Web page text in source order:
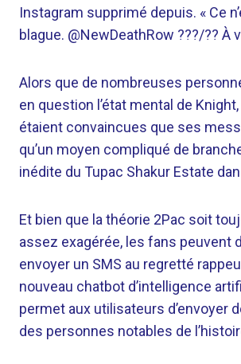
Instagram supprimé depuis. « Ce
blague. @NewDeathRow ???/?? À
Alors que de nombreuses
en question l’état mental de Knight,
étaient convaincues que ses
qu’un moyen compliqué de
inédite du Tupac Shakur Estate
Et bien que la théorie 2Pac soit
assez exagérée, les fans peuvent
envoyer un SMS au regretté
nouveau chatbot d’intelligence
permet aux utilisateurs d’envoyer
des personnes notables de